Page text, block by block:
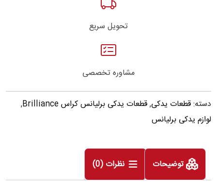
تحویل سریع
مشاوره تخصصی
دسته:قطعات یدکی,قطعات یدکی برلیانس کراس Brilliance
,
لوازم یدکی برلیانس
توضیحات نظرات (0)